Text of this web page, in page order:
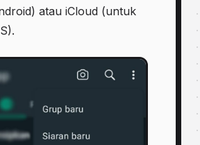
atau iCloud (untuk